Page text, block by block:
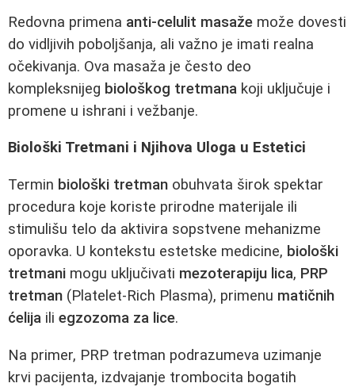
Redovna primena anti-celulit masaže može dovesti
do vidljivih poboljšanja, ali važno je imati realna
očekivanja. Ova masaža je često deo
kompleksnijeg biološkog tretmana koji uključuje i
promene u ishrani i vežbanje.
Biološki Tretmani i Njihova Uloga u Estetici
Termin biološki tretman obuhvata širok spektar
procedura koje koriste prirodne materijale ili
stimulišu telo da aktivira sopstvene mehanizme
oporavka. U kontekstu estetske medicine, biološki
tretmani mogu uključivati mezoterapiju lica, PRP
tretman (Platelet-Rich Plasma), primenu matičnih
ćelija ili egzozoma za lice.
Na primer, PRP tretman podrazumeva uzimanje
krvi pacijenta, izdvajanje trombocita bogatih